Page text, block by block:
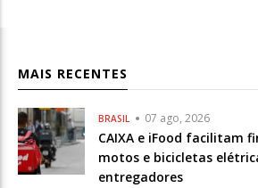
MAIS RECENTES
BRASIL 07 ago, 2026
CAIXA e iFood facilitam
motos e bicicletas
entregadores